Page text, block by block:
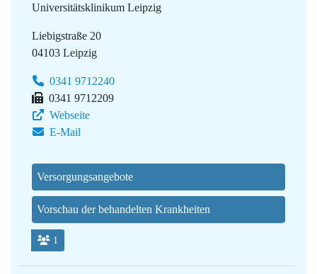
Universitätsklinikum Leipzig
Liebigstraße 20
04103 Leipzig
0341 9712240
0341 9712209
Webseite
E-Mail
Versorgungsangebote
Vorschau der behandelten Krankheiten
1